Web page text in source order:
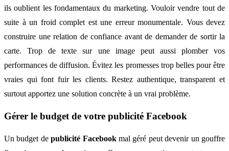
ils oublient les fondamentaux du marketing. Vouloir vendre tout de
suite à un froid complet est une erreur monumentale. Vous devez
construire une relation de confiance avant de demander de sortir la
carte. Trop de texte sur une image peut aussi plomber vos
performances de diffusion. Évitez les promesses trop belles pour être
vraies qui font fuir les clients. Restez authentique, transparent et
surtout apportez une solution concrète à un vrai problème.
Gérer le budget de votre publicité Facebook
Un budget depublicité Facebookmal géré peut devenir un gouffre